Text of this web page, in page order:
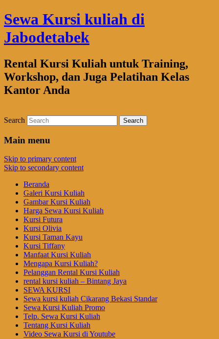
Sewa Kursi kuliah di
Jabodetabek
Rental Kursi Kuliah untuk Training,
Workshop, dan Juga Pelatihan Kelas
Kantor Anda
Search
Main menu
Skip to primary content
Skip to secondary content
Beranda
Galeri Kursi Kuliah
Gambar Kursi Kuliah
Harga Sewa Kursi Kuliah
Kursi Futura
Kursi Olivia
Kursi Taman Kayu
Kursi Tiffany
Manfaat Kursi Kuliah
Mengapa Kursi Kuliah?
Pelanggan Rental Kursi Kuliah
rental kursi kuliah – Bintang Jaya
SEWA KURSI
Sewa kursi kuliah Cikarang Bekasi Standar
Sewa Kursi Kuliah Promo
Telp. Sewa Kursi Kuliah
Tentang Kursi Kuliah
Video Sewa Kursi di Youtube